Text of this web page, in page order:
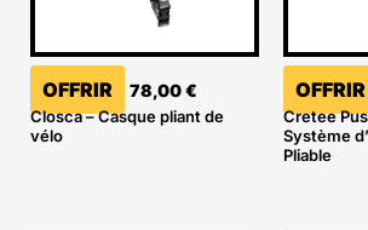
OFFRIR 78,00€
Closca – Casque pliant de
vélo
OFFRIR
Cretee
Système
Pliable